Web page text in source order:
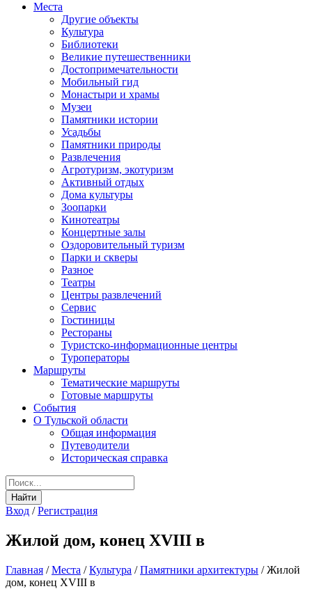
Места
Другие объекты
Культура
Библиотеки
Великие путешественники
Достопримечательности
Мобильный гид
Монастыри и храмы
Музеи
Памятники истории
Усадьбы
Памятники природы
Развлечения
Агротуризм, экотуризм
Активный отдых
Дома культуры
Зоопарки
Кинотеатры
Концертные залы
Оздоровительный туризм
Парки и скверы
Разное
Театры
Центры развлечений
Сервис
Гостиницы
Рестораны
Туристско-информационные центры
Туроператоры
Маршруты
Тематические маршруты
Готовые маршруты
События
О Тульской области
Общая информация
Путеводители
Историческая справка
Вход /Регистрация
Жилой дом, конец XVIII в
Главная /Места /Культура /Памятники архитектуры /Жилой
дом, конец XVIII в